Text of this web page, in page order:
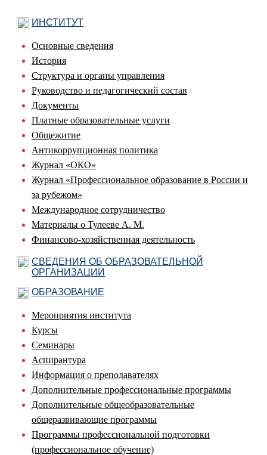
ИНСТИТУТ
Основные сведения
История
Структура и органы управления
Руководство и педагогический состав
Документы
Платные образовательные услуги
Общежитие
Антикоррупционная политика
Журнал «ОКО»
Журнал «Профессиональное образование в России и
за рубежом»
Международное сотрудничество
Материалы о Тулееве А. М.
Финансово-хозяйственная деятельность
СВЕДЕНИЯ ОБ ОБРАЗОВАТЕЛЬНОЙ
ОРГАНИЗАЦИИ
ОБРАЗОВАНИЕ
Мероприятия института
Курсы
Семинары
Аспирантура
Информация о преподавателях
Дополнительные профессиональные программы
Дополнительные общеобразовательные
общеразвивающие программы
Программы профессиональной подготовки
(профессиональное обучение)